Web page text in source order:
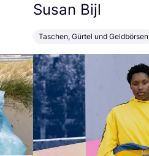
Susan Bijl
Taschen, Gürtel und Geldbörsen